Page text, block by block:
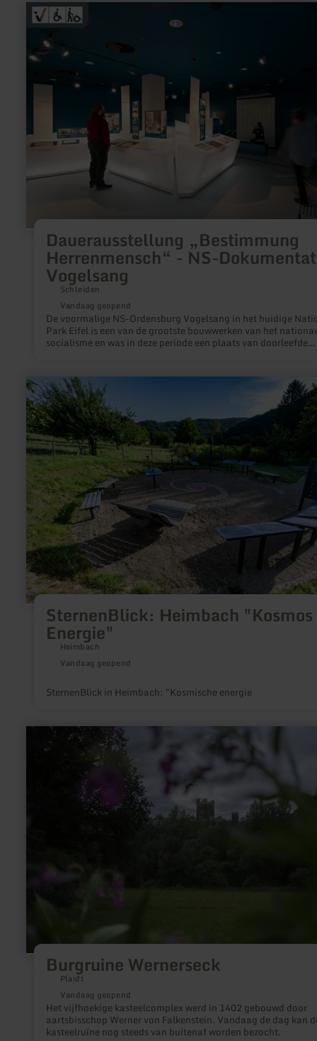
Dauerausstellung „Bestimmung
Herrenmensch“ - NS-
Vogelsang
Schleiden
Vandaag geopend
De voormalige NS-Ordensburg Vogelsang in het huidige
Park Eifel is een van de grootste bouwwerken van het
socialisme en was in deze periode een plaats van doorleefde
diversiteit en vreedzame coëxistentie. Maar het is ook een
van herinneringscultuur. De permanente tentoonstelling
"“Bestemming: Herrenmensch. NS-Ordensburgen tussen
en misdaad” geeft inzicht in het leven op het NS-Ordensburg
tijd.
meer
informatie
Dauerausstellung
„Bestimmung
Herrenmensch“
NS-
SternenBlick: Heimbach "Kosmos
Energie"
Heimbach
Vandaag geopend
SternenBlick in Heimbach: "Kosmische energie
meer
informatie
over:
SternenBlick:
Heimbach
"Kosmos
Energie"
Burgruine Wernerseck
Plaidt
Vandaag geopend
Het vijfhoekige kasteelcomplex werd in 1402 gebouwd door
aartsbisschop Werner von Falkenstein. Vandaag de dag kan
kasteelruïne nog steeds van buitenaf worden bezocht.
meer
informatie
over: